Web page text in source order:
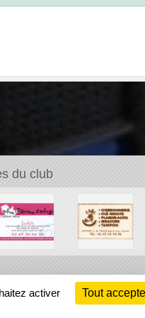
du club
activer Tout